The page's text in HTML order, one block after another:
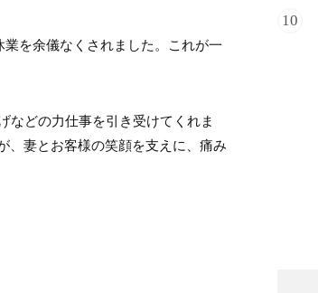
を余儀なくされました。これが一
などの力仕事を引き受けてくれま
、妻とお客様の笑顔を支えに、痛み